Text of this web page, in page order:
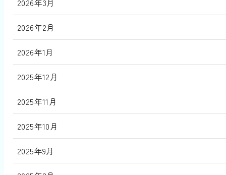
2026年3月
2026年2月
2026年1月
2025年12月
2025年11月
2025年10月
2025年9月